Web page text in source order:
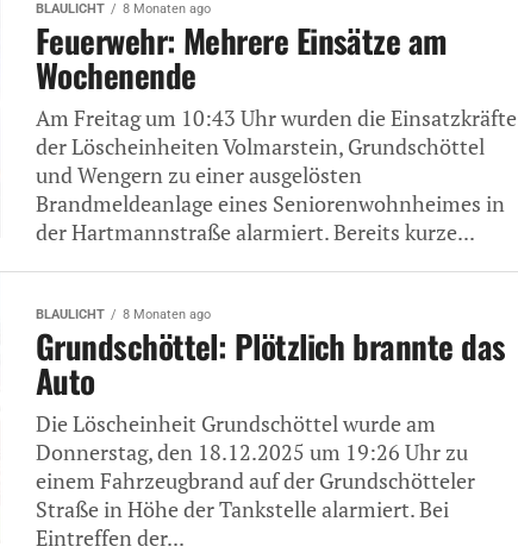
BLAULICHT 8 Monaten ago
Feuerwehr: Mehrere Einsätze am
Wochenende
Am Freitag um 10:43 Uhr wurden die Einsatzkräfte
der Löscheinheiten Volmarstein, Grundschöttel
und Wengern zu einer ausgelösten
Brandmeldeanlage eines Seniorenwohnheimes in
der Hartmannstraße alarmiert. Bereits kurze...
BLAULICHT 8 Monaten ago
Grundschöttel: Plötzlich brannte das
Auto
Die Löscheinheit Grundschöttel wurde am
Donnerstag, den 18.12.2025 um 19:26 Uhr zu
einem Fahrzeugbrand auf der Grundschötteler
Straße in Höhe der Tankstelle alarmiert. Bei
Eintreffen der...